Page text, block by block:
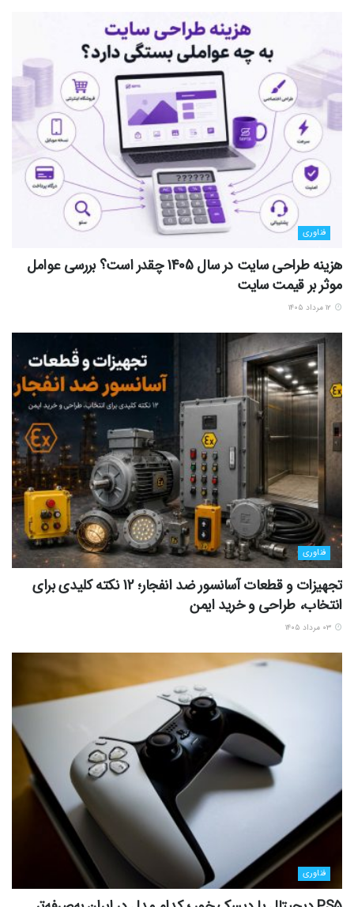
فناوری
هزینه طراحی سایت در سال 1405 چقدر است؟ بررسی عوامل
موثر بر قیمت سایت
فناوری
تجهیزات و قطعات آسانسور ضد انفجار؛ 12 نکته کلیدی برای
انتخاب، طراحی و خرید ایمن
فناوری